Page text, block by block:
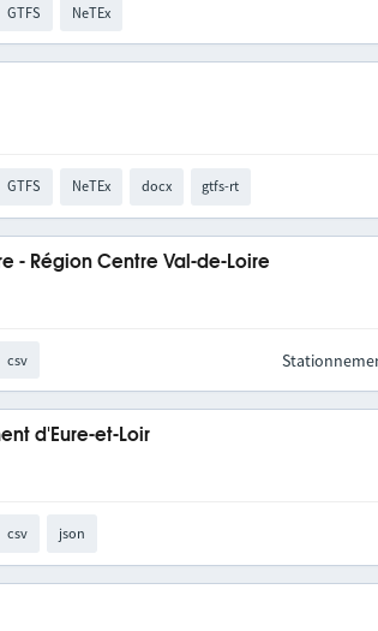
GTFS NeTEx
GTFS NeTEx docx gtfs-rt
- Région Centre Val-de-Loire
csv
d'Eure-et-Loir
csv json